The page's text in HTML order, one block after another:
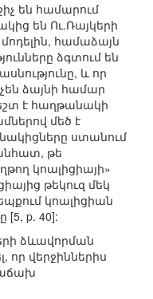
են համարում
են Ու.Ռայկերի
մոդելին, համաձայն
ձգտում են
և որ
ձայնի համար
է հաղթանակի
մեծ է
ստանում
թե
կոալիցիայի»
թեկուզ մեկ
կոալիցիան
[5, p. 40]:
ձևավորման
որ վերջիններիս